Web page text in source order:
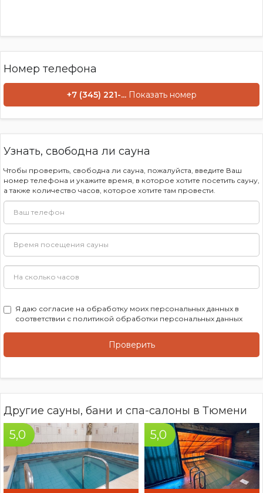
Также в развлекательном комплексе расположен Бильярд
кухни во время посещения сауны.
Номер телефона
+7 (345) 221-... Показать номер
Узнать, свободна ли сауна
Чтобы проверить, свободна ли сауна, пожалуйста, введите Ваш
номер телефона и укажите время, в которое хотите посетить сауну,
а также количество часов, которое хотите там провести.
Я даю согласие на обработку моих персональных данных в
соответствии с политикой обработки персональных данных
Проверить
Другие сауны, бани и спа-салоны в Тюмени
5,0 5,0